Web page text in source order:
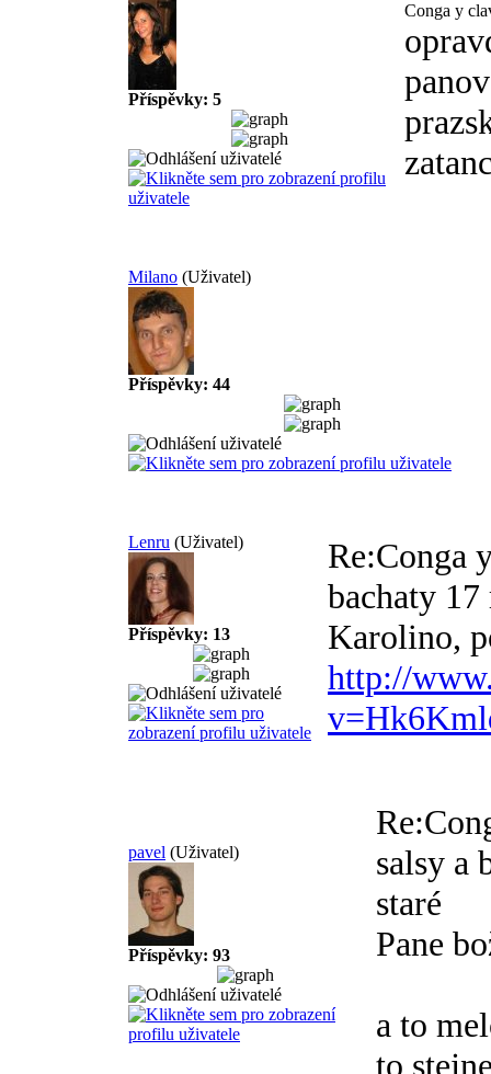
Příspěvky: 5
Conga y
Milano (Uživatel)
Příspěvky: 44
Lenru (Uživatel)
Příspěvky: 13
Re:Conga
bachaty 17
Karolino,
http://
pavel (Uživatel)
Příspěvky: 93
salsy a
staré
Pane
a to
to